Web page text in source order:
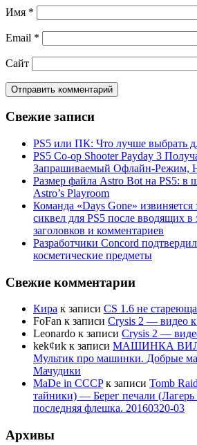
Имя *
Email *
Сайт
Свежие записи
PS5 или ПК: Что лучше выбрать
PS5 Co-op Shooter Payday 3
Запрашиваемый Офлайн-Режим,
Размер файла Astro Bot на PS5: в
Astro’s Playroom
Команда «Days Gone»
сиквел для PS5 после вводящих в
заголовков и комментариев
Разработчики Concord
косметические предметы
Свежие комментарии
Кира к записи CS 1.6 не
FoFan к записи Crysis 2 — видео
Leonardo к записи Crysis 2 —
kek¢иk к записи МАШИНКА
Мультик про машинки. Добрые
Мачудики
MaDe in CCCPк записи Tomb
тайники) — Берег печали
последняя флешка. 20160320-03
Архивы